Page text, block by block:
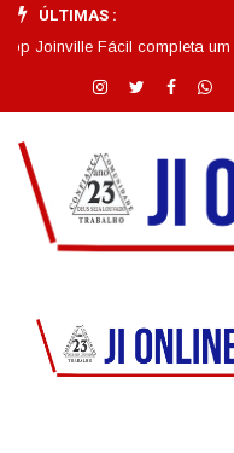
ÚLTIMAS :
Fácil completa um mês |